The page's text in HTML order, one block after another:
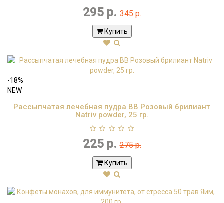
295 р. 345 р.
Купить
-18%
NEW
Рассыпчатая лечебная пудра BB Розовый брилиант
Natriv powder, 25 гр.
225 р. 275 р.
Купить